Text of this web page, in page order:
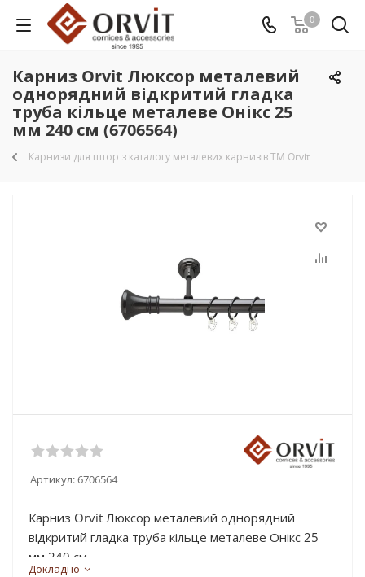
0
Карниз Orvit Люксор металевий
однорядний відкритий гладка
труба кільце металеве Онікс 25
мм 240 см (6706564)
Карнизи для штор з каталогу металевих карнизів TM Orvit
Артикул:6706564
Карниз Orvit Люксор металевий однорядний
відкритий гладка труба кільце металеве Онікс 25
мм 240 см...
Докладно